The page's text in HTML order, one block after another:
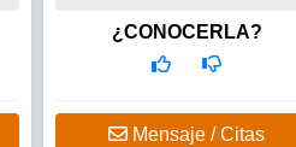
¿CONOCERLA?
Mensaje / Citas